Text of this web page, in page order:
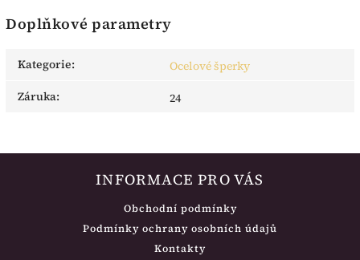
Doplňkové parametry
Kategorie:
Ocelové šperky
Záruka: 24
INFORMACE PRO VÁS
Obchodní podmínky
Podmínky ochrany osobních údajů
Kontakty